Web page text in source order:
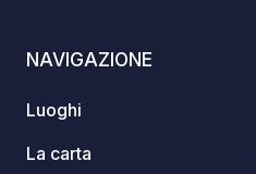
NAVIGAZIONE
Luoghi
La carta